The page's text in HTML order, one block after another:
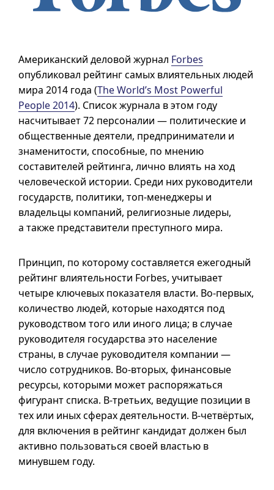
Американский деловой журнал Forbes
опубликовал рейтинг самых влиятельных людей
мира 2014 года (The World’s Most Powerful
People 2014). Список журнала в этом году
насчитывает 72 персоналии — политические и
общественные деятели, предприниматели и
знаменитости, способные, по мнению
составителей рейтинга, лично влиять на ход
человеческой истории. Среди них руководители
государств, политики, топ-менеджеры и
владельцы компаний, религиозные лидеры,
а также представители преступного мира.
Принцип, по которому составляется ежегодный
рейтинг влиятельности Forbes, учитывает
четыре ключевых показателя власти. Во-первых,
количество людей, которые находятся под
руководством того или иного лица; в случае
руководителя государства это население
страны, в случае руководителя компании —
число сотрудников. Во-вторых, финансовые
ресурсы, которыми может распоряжаться
фигурант списка. В-третьих, ведущие позиции в
тех или иных сферах деятельности. В-четвёртых,
для включения в рейтинг кандидат должен был
активно пользоваться своей властью в
минувшем году.